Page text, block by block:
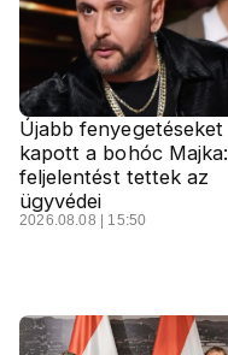
Újabb fenyegetéseket
kapott a bohóc Majka:
feljelentést tettek az
ügyvédei
2026.08.08 | 15:50